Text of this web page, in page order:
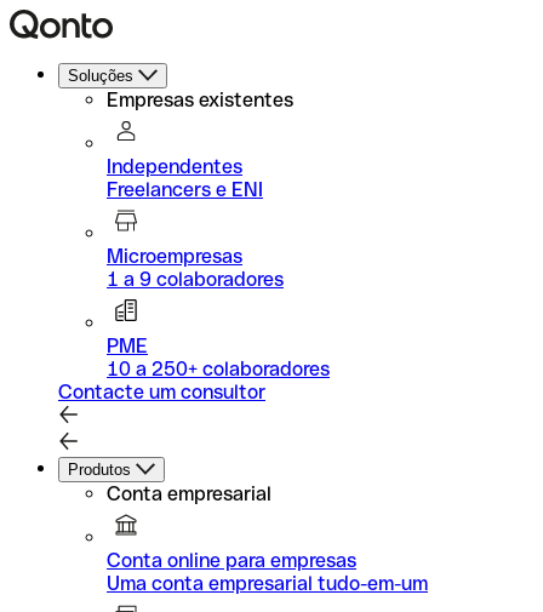
Soluções
Empresas existentes
Independentes
Freelancers e ENI
Microempresas
1 a 9 colaboradores
PME
10 a 250+ colaboradores
Contacte um consultor
Produtos
Conta empresarial
Conta online para empresas
Uma conta empresarial tudo-em-um